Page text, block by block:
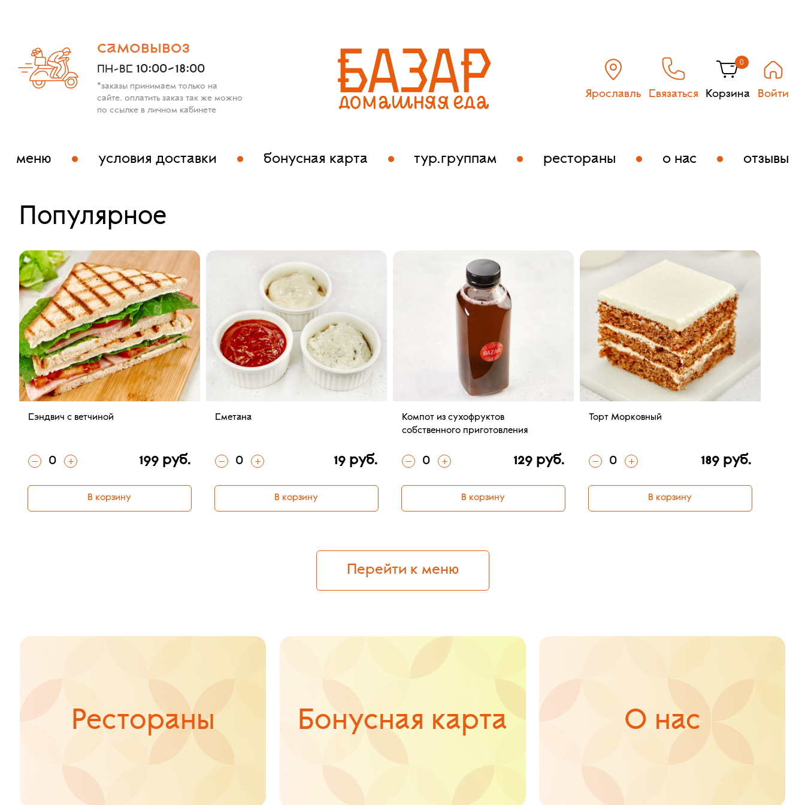
самовывоз
ПН-ВС 10:00-18:00
*заказы принимаем только на
сайте. оплатить заказ так же можно
по ссылке в личном кабинете
Ярославль Связаться
0
Корзина Войти
меню условия доставки бонусная карта тур.группам рестораны о нас отзывы
Популярное
Сэндвич с ветчиной
0 199 руб.
В корзину
Сметана
0 19 руб.
В корзину
Компот из сухофруктов
собственного приготовления
0 129 руб.
В корзину
Торт Морковный
0 189 руб.
В корзину
Перейти к меню
Рестораны Бонусная карта О нас